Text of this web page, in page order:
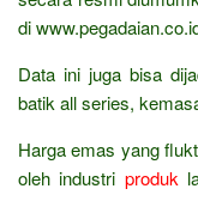
di
Data ini juga bisa
batik all series,
Harga emas yang
oleh industri produk